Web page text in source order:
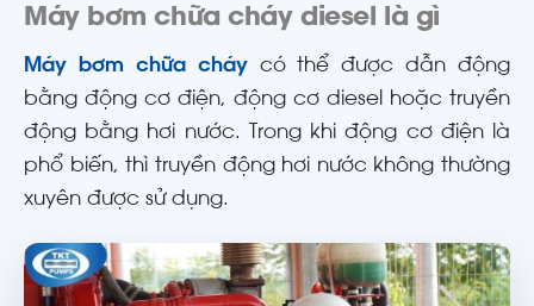
Máy bơm chữa cháy diesel là gì
Máy bơm chữa cháycó thể được dẫn động
bằng động cơ điện, động cơ diesel hoặc truyền
động bằng hơi nước. Trong khi động cơ điện là
phổ biến, thì truyền động hơi nước không thường
xuyên được sử dụng.